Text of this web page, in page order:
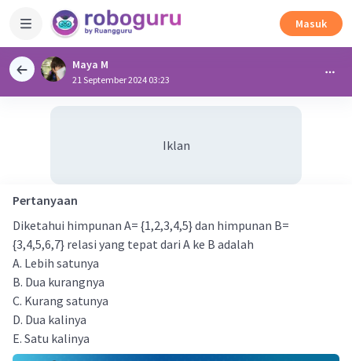
Masuk
Maya M
21 September 2024 03:23
Iklan
Pertanyaan
Diketahui himpunan A= {1,2,3,4,5} dan himpunan B=
{3,4,5,6,7} relasi yang tepat dari A ke B adalah
A. Lebih satunya
B. Dua kurangnya
C. Kurang satunya
D. Dua kalinya
E. Satu kalinya